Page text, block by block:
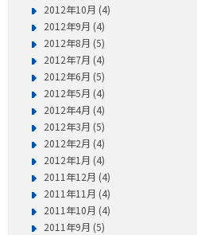
2012年10月 (4)
2012年9月 (4)
2012年8月 (5)
2012年7月 (4)
2012年6月 (5)
2012年5月 (4)
2012年4月 (4)
2012年3月 (5)
2012年2月 (4)
2012年1月 (4)
2011年12月 (4)
2011年11月 (4)
2011年10月 (4)
2011年9月 (5)